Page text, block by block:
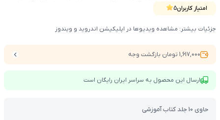
امتیاز کاربران5
یه تخفیف شگفت‌انگیزه
حاوی 10 جلد کتاب آموزشی
جزئیات بیشتر: مشاهده ویدیوها در اپلیکیشن اندروید و ویندوز
1,617,000 تومان بازگشت وجه
ارسال این محصول به سراسر ایران رایگان است